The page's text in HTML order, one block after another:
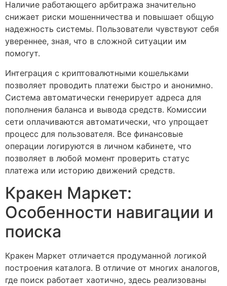
Наличие работающего арбитража значительно
снижает риски мошенничества и повышает общую
надежность системы. Пользователи чувствуют себя
увереннее, зная, что в сложной ситуации им
помогут.
Интеграция с криптовалютными кошельками
позволяет проводить платежи быстро и анонимно.
Система автоматически генерирует адреса для
пополнения баланса и вывода средств. Комиссии
сети оплачиваются автоматически, что упрощает
процесс для пользователя. Все финансовые
операции логируются в личном кабинете, что
позволяет в любой момент проверить статус
платежа или историю движений средств.
Кракен Маркет:
Особенности навигации и
поиска
Кракен Маркет отличается продуманной логикой
построения каталога. В отличие от многих аналогов,
где поиск работает хаотично, здесь реализованы